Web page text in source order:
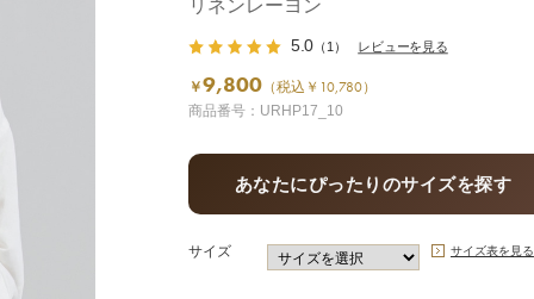
リネンレーヨン
5.0 （1） レビューを見る
￥9,800 （税込￥10,780）
商品番号：URHP17_10
あなたにぴったりのサイズを探す
サイズ サイズ表を見る